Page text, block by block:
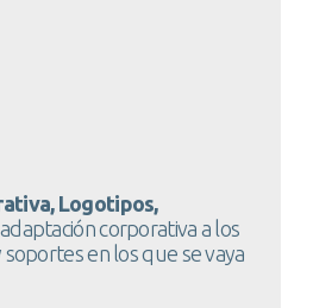
Logotipos,
corporativa a los
en los que se vaya